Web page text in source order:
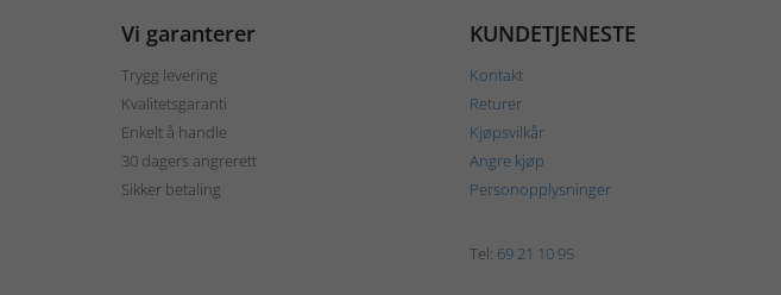
Vi garanterer
Trygg levering
Kvalitetsgaranti
Enkelt å handle
30 dagers angrerett
Sikker betaling
KUNDETJENESTE
Kontakt
Returer
Kjøpsvilkår
Angre kjøp
Personopplysninger
Tel: 69 21 10 95